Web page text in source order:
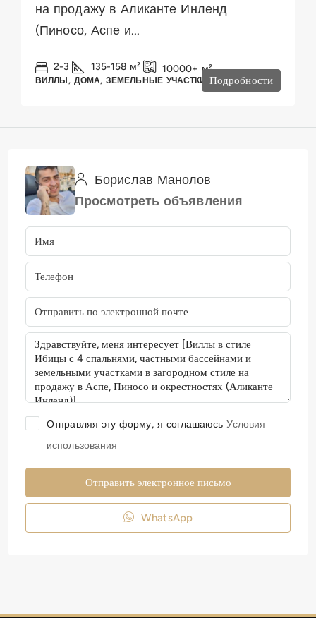
на продажу в Аликанте Инленд
(Пиносо, Аспе и...
2-3 135-158 м² 10000+ м²
ВИЛЛЫ, ДОМА, ЗЕМЕЛЬНЫЕ УЧАСТКИ Подробности
Борислав Манолов
Просмотреть объявления
Отправляя эту форму, я соглашаюсьУсловия
использования
Отправить электронное письмо
WhatsApp